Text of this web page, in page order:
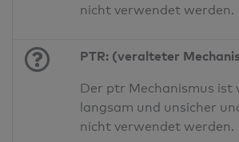
nicht verwendet werden.
PTR: (veralteter
Der ptr Mechanismus ist
langsam und unsicher
nicht verwendet werden.